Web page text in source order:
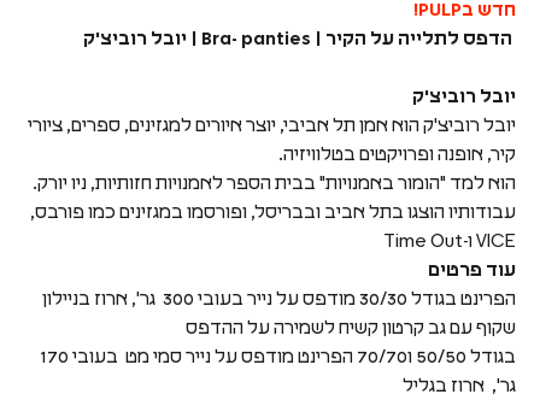
חדש בPULP!
הדפס לתלייה על הקיר | Bra- panties | יובל רוביצ'ק
יובל רוביצ'ק
יובל רוביצ'ק הוא אמן תל אביבי, יוצר איורים למגזינים, ספרים, ציורי
קיר, אופנה ופרויקטים בטלוויזיה.
הוא למד "הומור באמנויות" בבית הספר לאמנויות חזותיות, ניו יורק.
עבודותיו הוצגו בתל אביב ובבריסל, ופורסמו במגזינים כמו פורבס,
VICE ו-Time Out
עוד פרטים
הפרינט בגודל 30/30 מודפס על נייר בעובי 300 גר', ארוז בניילון
שקוף עם גב קרטון קשיח לשמירה על ההדפס
בגודל 50/50 ו70/70 הפרינט מודפס על נייר סמי מט בעובי 170
גר', ארוז בגליל